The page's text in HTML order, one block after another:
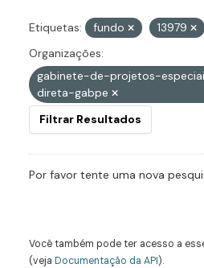
Etiquetas: fundo 13979
Organizações:
gabinete-de-projetos-
direta-gabpe
Filtrar Resultados
Por favor tente uma nova
Você também pode ter acesso a
(veja Documentação da API).